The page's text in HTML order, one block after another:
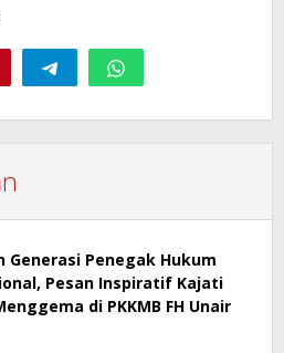
Generasi Penegak Hukum
Pesan Inspiratif Kajati
di PKKMB FH Unair